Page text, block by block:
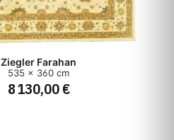
Ziegler Farahan
535 x 360 cm
8 130,00 €